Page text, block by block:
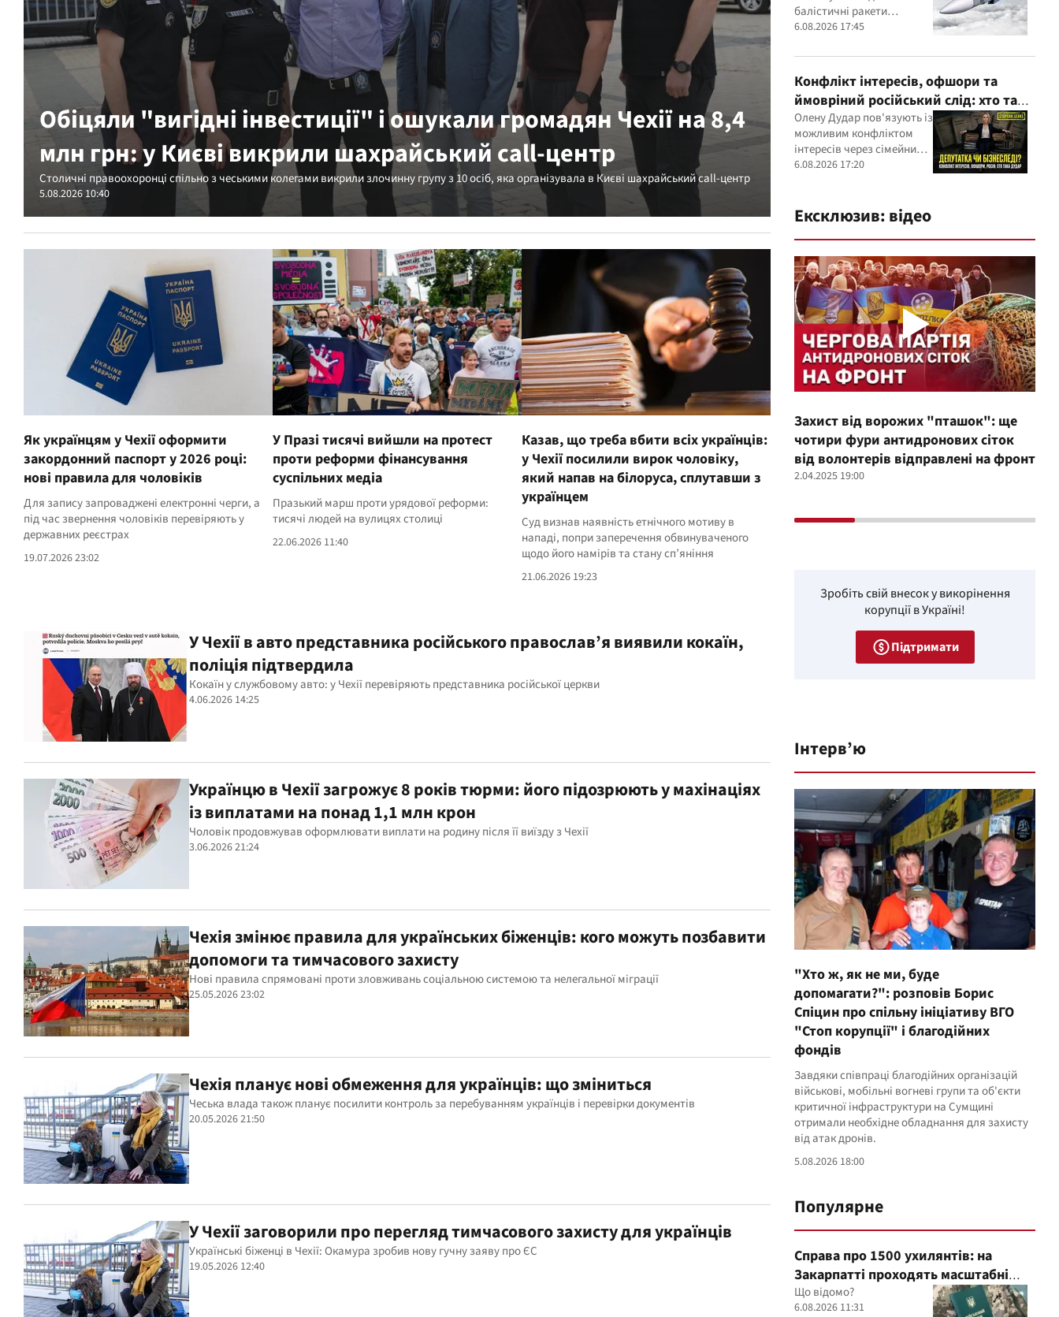
Обіцяли "вигідні інвестиції" і ошукали громадян Чехії на 8,4
млн грн: у Києві викрили шахрайський call-центр
Столичні правоохоронці спільно з чеськими колегами викрили злочинну групу з 10 осіб, яка організувала в Києві шахрайський call-центр
5.08.2026 10:40
Як українцям у Чехії оформити
закордонний паспорт у 2026 році:
нові правила для чоловіків
Для запису запроваджені електронні черги, а
під час звернення чоловіків перевіряють у
державних реєстрах
19.07.2026 23:02
У Празі тисячі вийшли на протест
проти реформи фінансування
суспільних медіа
Празький марш проти урядової реформи:
тисячі людей на вулицях столиці
22.06.2026 11:40
Казав, що треба вбити всіх українців:
у Чехії посилили вирок чоловіку,
який напав на білоруса, сплутавши з
українцем
Суд визнав наявність етнічного мотиву в
нападі, попри заперечення обвинуваченого
щодо його намірів та стану сп’яніння
21.06.2026 19:23
У Чехії в авто представника російського православ’я виявили кокаїн,
поліція підтвердила
Кокаїн у службовому авто: у Чехії перевіряють представника російської церкви
4.06.2026 14:25
Українцю в Чехії загрожує 8 років тюрми: його підозрюють у махінаціях
із виплатами на понад 1,1 млн крон
Чоловік продовжував оформлювати виплати на родину після її виїзду з Чехії
3.06.2026 21:24
Чехія змінює правила для українських біженців: кого можуть позбавити
допомоги та тимчасового захисту
Нові правила спрямовані проти зловживань соціальною системою та нелегальної міграції
25.05.2026 23:02
Чехія планує нові обмеження для українців: що зміниться
Чеська влада також планує посилити контроль за перебуванням українців і перевірки документів
20.05.2026 21:50
У Чехії заговорили про перегляд тимчасового захисту для українців
Українські біженці в Чехії: Окамура зробив нову гучну заяву про ЄС
19.05.2026 12:40
балістичні ракети
власного виробництва
6.08.2026 17:45
Конфлікт інтересів, офшори та
ймовріний російський слід: хто така
Олена Дудар
Олену Дудар пов'язують із
можливим конфліктом
інтересів через сімейний
будівельний бізнес,
6.08.2026 17:20
Ексклюзив: відео
Захист від ворожих "пташок": ще
чотири фури антидронових сіток
від волонтерів відправлені на фронт
2.04.2025 19:00
Зробіть свій внесок у викорінення
корупції в Україні!
Підтримати
Інтерв’ю
"Хто ж, як не ми, буде
допомагати?": розповів Борис
Спіцин про спільну ініціативу ВГО
"Стоп корупції" і благодійних
фондів
Завдяки співпраці благодійних організацій
військові, мобільні вогневі групи та об'єкти
критичної інфраструктури на Сумщині
отримали необхідне обладнання для захисту
від атак дронів.
5.08.2026 18:00
Популярне
Справа про 1500 ухилянтів: на
Закарпатті проходять масштабні
обшуки в ТЦК, – Глагола
Що відомо?
6.08.2026 11:31